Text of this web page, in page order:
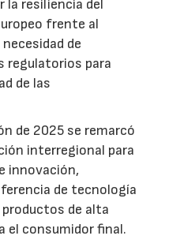
la resiliencia del
frente al
de
regulatorios para
de las
de 2025 se remarcó
interregional para
innovación,
de tecnología
de alta
el consumidor final.